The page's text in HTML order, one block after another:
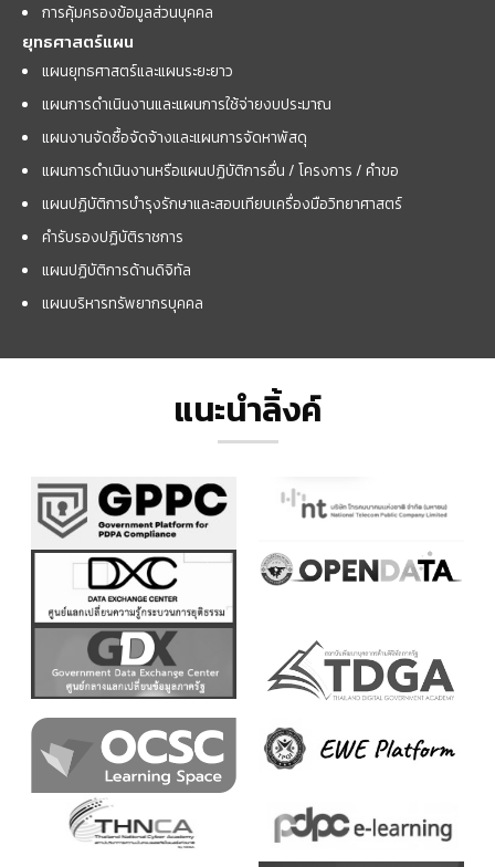
การคุ้มครองข้อมูลส่วนบุคคล
ยุทธศาสตร์แผน
แผนยุทธศาสตร์และแผนระยะยาว
แผนการดำเนินงานและแผนการใช้จ่ายงบประมาณ
แผนงานจัดซื้อจัดจ้างและแผนการจัดหาพัสดุ
แผนการดำเนินงานหรือแผนปฏิบัติการอื่น / โครงการ / คำขอ
แผนปฏิบัติการบำรุงรักษาและสอบเทียบเครื่องมือวิทยาศาสตร์
คำรับรองปฏิบัติราชการ
แผนปฏิบัติการด้านดิจิทัล
แผนบริหารทรัพยากรบุคคล
แนะนำลิ้งค์